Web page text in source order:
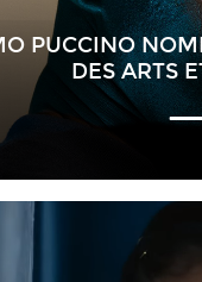
PUCCINO
DES ARTS